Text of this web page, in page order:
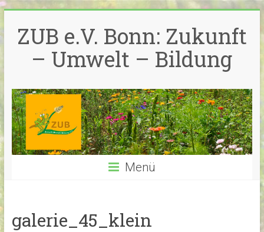
Inhalt
springen
ZUB e.V. Bonn: Zukunft
– Umwelt – Bildung
Menü
galerie_45_klein